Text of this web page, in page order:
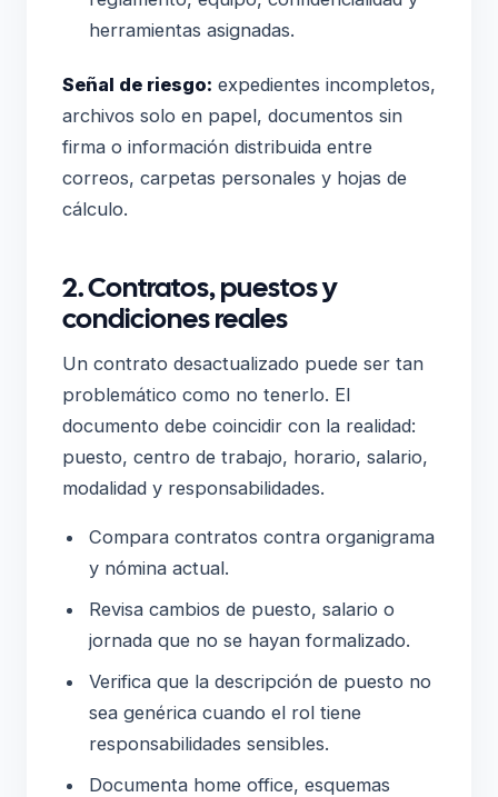
herramientas asignadas.
Señal de riesgo: expedientes incompletos,
archivos solo en papel, documentos sin
firma o información distribuida entre
correos, carpetas personales y hojas de
cálculo.
2. Contratos, puestos y
condiciones reales
Un contrato desactualizado puede ser tan
problemático como no tenerlo. El
documento debe coincidir con la realidad:
puesto, centro de trabajo, horario, salario,
modalidad y responsabilidades.
Compara contratos contra organigrama
y nómina actual.
Revisa cambios de puesto, salario o
jornada que no se hayan formalizado.
Verifica que la descripción de puesto no
sea genérica cuando el rol tiene
responsabilidades sensibles.
Documenta home office, esquemas